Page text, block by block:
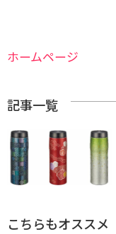
ホームページ
記事一覧
こちらもオススメ